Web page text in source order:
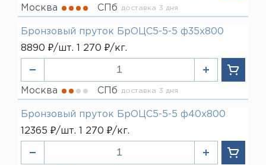
Москва СПб доставка 3 дня
Бронзовый пруток БрОЦС5-5-5 ф35х800
8890 ₽/шт. 1 270 ₽/кг.
Москва СПб доставка 3 дня
Бронзовый пруток БрОЦС5-5-5 ф40х800
12365 ₽/шт. 1 270 ₽/кг.